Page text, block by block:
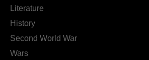
Literature
History
Second World War
Wars